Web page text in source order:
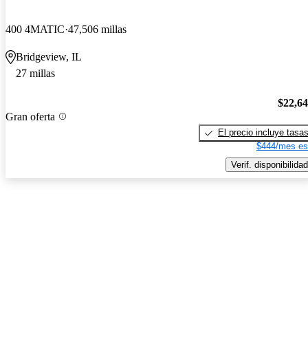
400 4MATIC 47,506 millas
Bridgeview, IL
27 millas
Gran oferta
El precio incluye tasas
$444/mes
Verif. disponibilidad